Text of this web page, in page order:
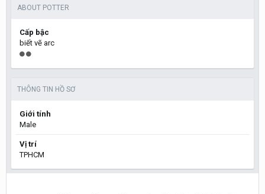
ABOUT POTTER
Cấp bậc
biết vẽ arc
THÔNG TIN HỒ SƠ
Giới tính
Male
Vị trí
TPHCM